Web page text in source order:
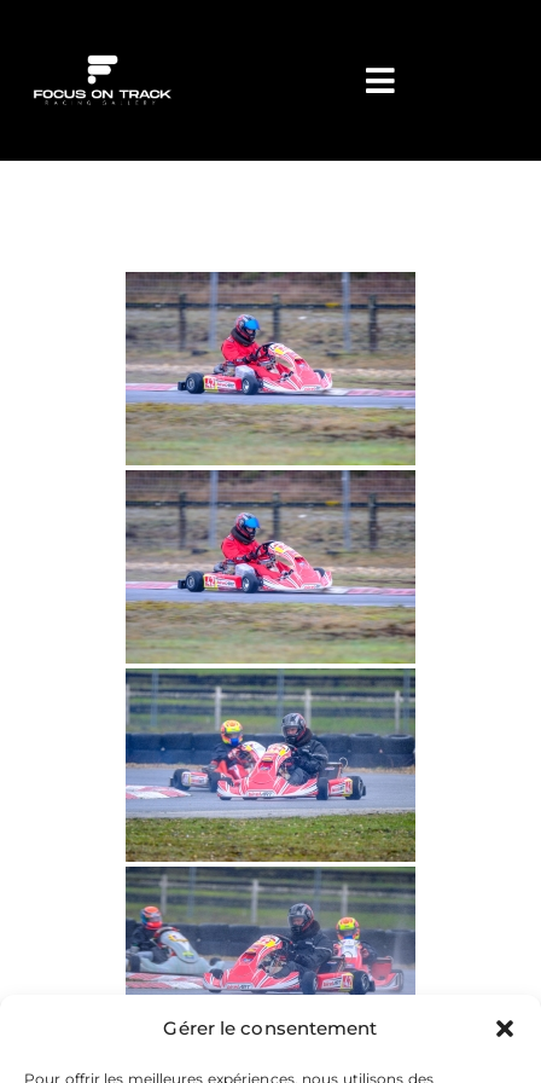
Gérer le consentement
Pour offrir les meilleures expériences, nous utilisons des